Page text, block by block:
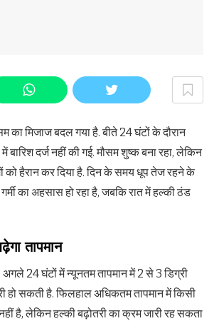
का मिजाज बदल गया है. बीते 24 घंटों के दौरान
बारिश दर्ज नहीं की गई. मौसम शुष्क बना रहा, लेकिन
को हैरान कर दिया है. दिन के समय धूप तेज रहने के
का अहसास हो रहा है, जबकि रात में हल्की ठंड
तापमान
अगले 24 घंटों में न्यूनतम तापमान में 2 से 3 डिग्री
हो सकती है. फिलहाल अधिकतम तापमान में किसी
है, लेकिन हल्की बढ़ोतरी का क्रम जारी रह सकता